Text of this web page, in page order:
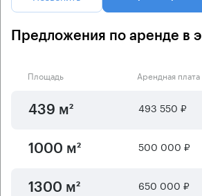
Предложения по аренде в
Площадь Арендная плата
439 м² 493 550 ₽
1000 м² 500 000 ₽
1300 м² 650 000 ₽